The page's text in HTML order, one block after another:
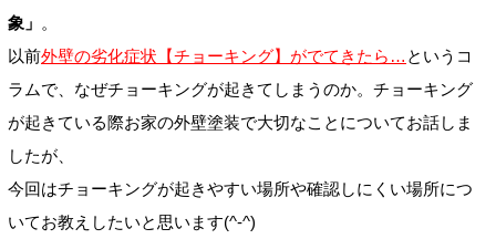
象」 。
以前外壁の劣化症状【チョーキング】がでてきたら… というコ
ラムで、なぜチョーキングが起きてしまうのか。チョーキング
が起きている際お家の外壁塗装で大切なことについてお話しま
したが、
今回はチョーキングが起きやすい場所や確認しにくい場所につ
いてお教えしたいと思います(^-^)